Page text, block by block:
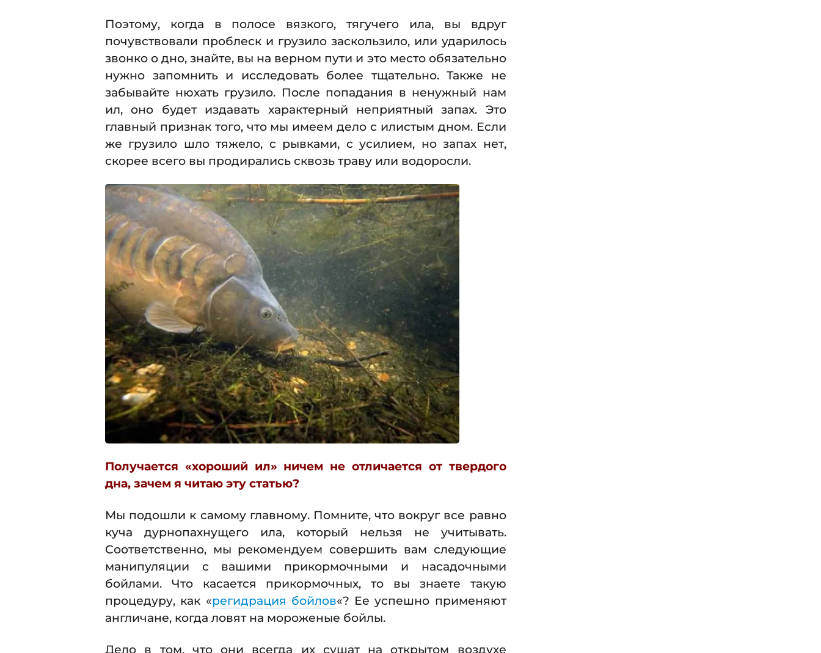
Поэтому, когда в полосе вязкого, тягучего ила, вы вдруг
почувствовали проблеск и грузило заскользило, или ударилось
звонко о дно, знайте, вы на верном пути и это место обязательно
нужно запомнить и исследовать более тщательно. Также не
забывайте нюхать грузило. После попадания в ненужный нам
ил, оно будет издавать характерный неприятный запах. Это
главный признак того, что мы имеем дело с илистым дном. Если
же грузило шло тяжело, с рывками, с усилием, но запах нет,
скорее всего вы продирались сквозь траву или водоросли.
Получается «хороший ил» ничем не отличается от твердого
дна, зачем я читаю эту статью?
Мы подошли к самому главному. Помните, что вокруг все равно
куча дурнопахнущего ила, который нельзя не учитывать.
Соответственно, мы рекомендуем совершить вам следующие
манипуляции с вашими прикормочными и насадочными
бойлами. Что касается прикормочных, то вы знаете такую
процедуру, как «регидрация бойлов«? Ее успешно применяют
англичане, когда ловят на мороженые бойлы.
Дело в том, что они всегда их сушат на открытом воздухе